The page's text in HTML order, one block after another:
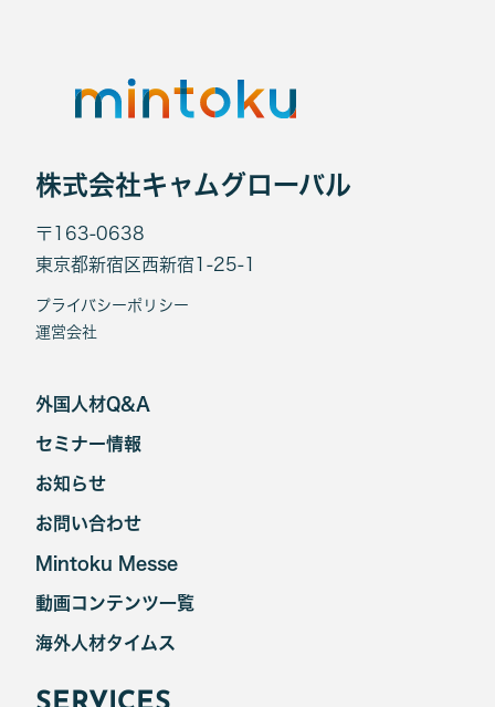
株式会社キャムグローバル
〒163-0638
東京都新宿区西新宿1-25-1
プライバシーポリシー
運営会社
外国人材Q&A
セミナー情報
お知らせ
お問い合わせ
Mintoku Messe
海外人材タイムス
動画コンテンツ一覧